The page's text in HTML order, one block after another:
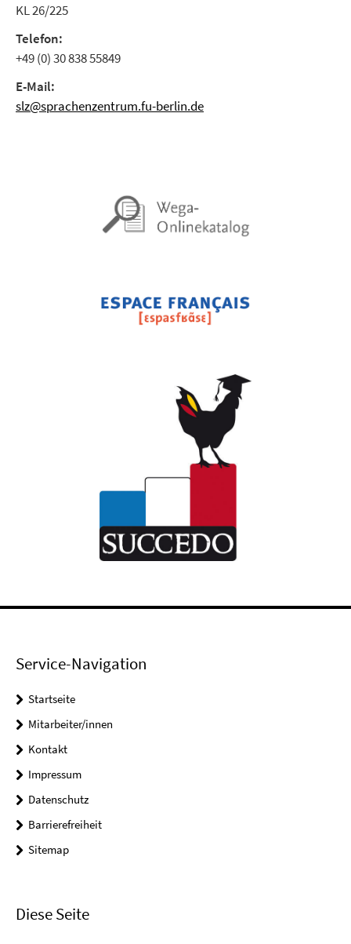
KL 26/225
Telefon:
+49 (0) 30 838 55849
E-Mail:
slz@sprachenzentrum.fu-berlin.de
Service-Navigation
Startseite
Mitarbeiter/innen
Kontakt
Impressum
Datenschutz
Barrierefreiheit
Sitemap
Diese Seite